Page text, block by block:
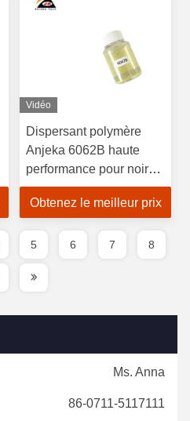
Vidéo
Dispersant polymère
Anjeka 6062B haute
performance pour noir
de carbone dans les
systèmes époxy BYK
Obtenez le meilleur prix
5 6 7 8
Ms. Anna
86-0711-5117111